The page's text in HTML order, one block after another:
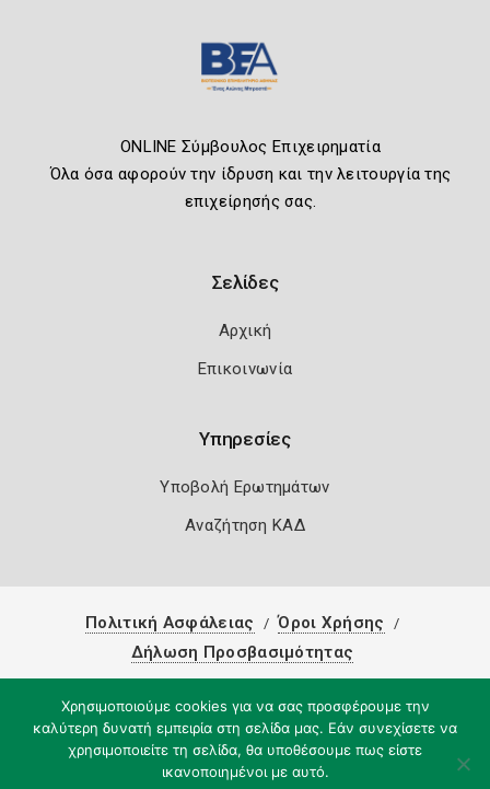
ONLINE Σύμβουλος Επιχειρηματία
Όλα όσα αφορούν την ίδρυση και την λειτουργία της
επιχείρησής σας.
Σελίδες
Αρχική
Επικοινωνία
Υπηρεσίες
Υποβολή Ερωτημάτων
Αναζήτηση ΚΑΔ
Πολιτική Ασφάλειας
Όροι Χρήσης
Δήλωση Προσβασιμότητας
Χρησιμοποιούμε cookies για να σας προσφέρουμε την
καλύτερη δυνατή εμπειρία στη σελίδα μας. Εάν συνεχίσετε να
χρησιμοποιείτε τη σελίδα, θα υποθέσουμε πως είστε
ικανοποιημένοι με αυτό.